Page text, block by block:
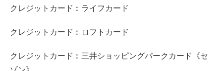
クレジットカード︰ライフカード
クレジットカード︰ロフトカード
クレジットカード︰三井ショッピングパークカード《セ